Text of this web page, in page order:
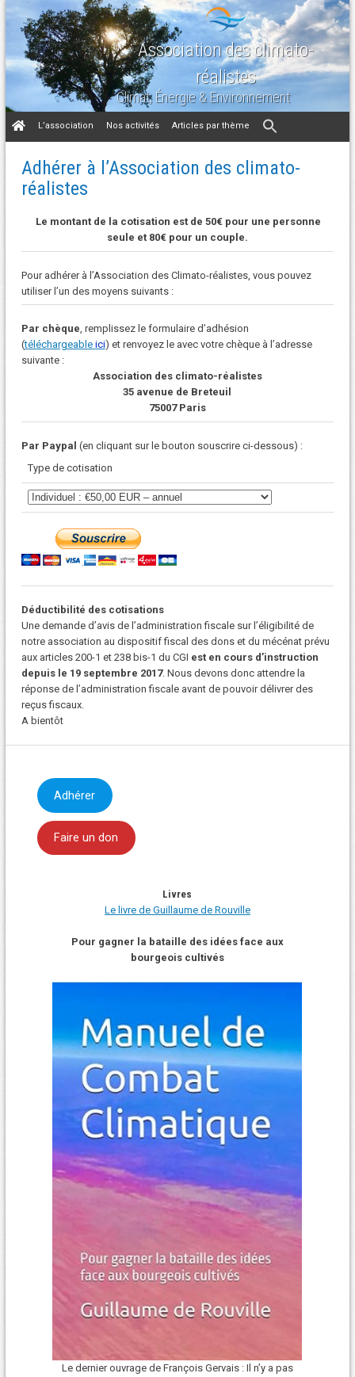
Association des climato-
réalistes
Climat, Énergie & Environnement
Aller
au
L’association Nos activités Articles par thème
Adhérer à l’Association des climato-
réalistes
Le montant de la cotisation est de 50€ pour une personne
seule et 80€ pour un couple.
Pour adhérer à l’Association des Climato-réalistes, vous pouvez
utiliser l’un des moyens suivants :
Par chèque, remplissez le formulaire d’adhésion
(téléchargeable ici) et renvoyez le avec votre chèque à l’adresse
suivante :
Association des climato-réalistes
35 avenue de Breteuil
75007 Paris
Par Paypal (en cliquant sur le bouton souscrire ci-dessous) :
Type de cotisation
Déductibilité des cotisations
Une demande d’avis de l’administration fiscale sur l’éligibilité de
notre association au dispositif fiscal des dons et du mécénat prévu
aux articles 200-1 et 238 bis-1 du CGI est en cours d’instruction
depuis le 19 septembre 2017. Nous devons donc attendre la
réponse de l’administration fiscale avant de pouvoir délivrer des
reçus fiscaux.
A bientôt
Adhérer
Faire un don
Livres
Le livre de Guillaume de Rouville
Pour gagner la bataille des idées face aux
bourgeois cultivés
Le dernier ouvrage de François Gervais : Il n’y a pas